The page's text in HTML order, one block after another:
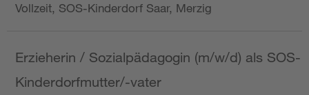
Vollzeit, SOS-Kinderdorf Saar, Merzig
Erzieherin / Sozialpädagogin (m/w/d) als SOS-
Kinderdorfmutter/-vater